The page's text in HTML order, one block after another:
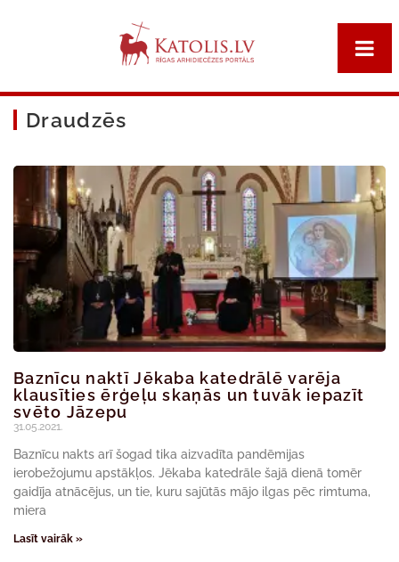
Draudzēs
Baznīcu naktī Jēkaba katedrālē varēja
klausīties ērģeļu skaņās un tuvāk iepazīt
svēto Jāzepu
31.05.2021.
Baznīcu nakts arī šogad tika aizvadīta pandēmijas
ierobežojumu apstākļos. Jēkaba katedrāle šajā dienā tomēr
gaidīja atnācējus, un tie, kuru sajūtās mājo ilgas pēc rimtuma,
miera
Lasīt vairāk »